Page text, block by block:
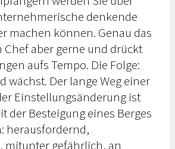
denkende
machen können. Genau das
aber gerne und drückt
aufs Tempo. Die Folge:
wächst. Der lange Weg einer
Einstellungsänderung ist
der Besteigung eines Berges
herausfordernd,
mitunter gefährlich, an